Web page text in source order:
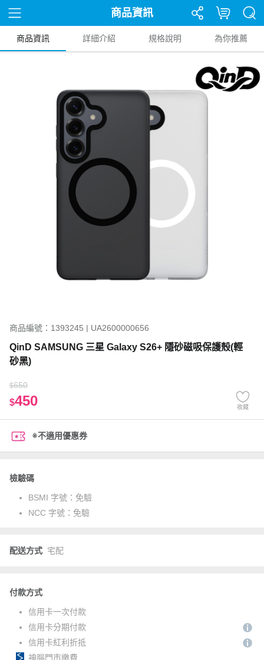
商品資訊
商品資訊 詳細介紹 規格說明 為你推薦
商品編號：1393245 | UA2600000656
QinD SAMSUNG 三星 Galaxy S26+ 隱砂磁吸保護殼(輕
砂黑)
$650
$450 收藏
※不適用優惠券
檢驗碼
BSMI 字號： 免驗
NCC 字號： 免驗
配送方式 宅配
付款方式
信用卡一次付款
信用卡分期付款
信用卡紅利折抵
神腦門市繳費